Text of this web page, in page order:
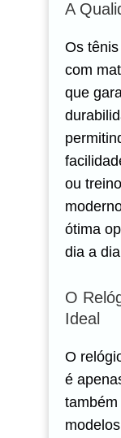
A
Os
com
que
ou
ótima
dia a
O
Ideal
O
é